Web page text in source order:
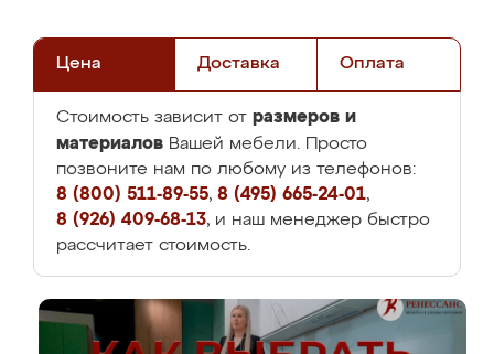
Цена Доставка Оплата
Стоимость зависит от размеров и
материалов Вашей мебели. Просто
позвоните нам по любому из телефонов:
8 (800) 511-89-55, 8 (495) 665-24-01,
8 (926) 409-68-13, и наш менеджер быстро
рассчитает стоимость.